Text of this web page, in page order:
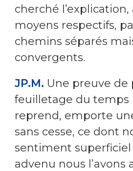
cherché l’explication,
moyens respectifs,
chemins séparés
convergents.
JP.M. Une preuve de
feuilletage du temps
reprend, emporte
sans cesse, ce dont
sentiment superficiel
advenu nous l’avons